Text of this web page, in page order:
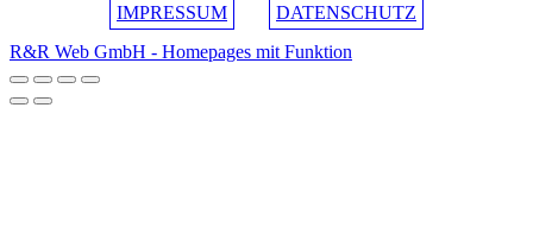
IMPRESSUM
DATENSCHUTZ
R&R Web GmbH - Homepages mit Funktion